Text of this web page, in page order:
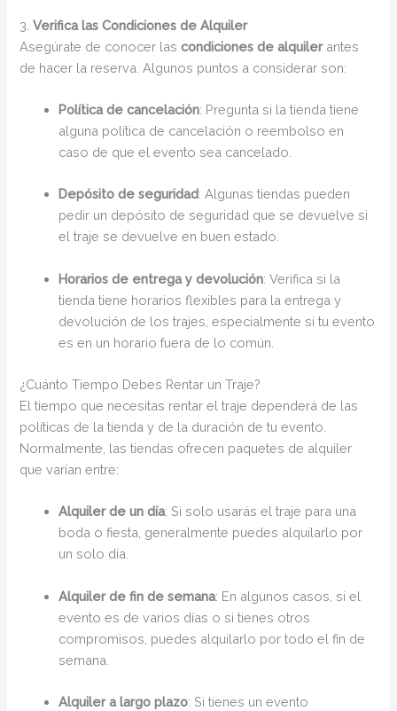
3.Verifica las Condiciones de Alquiler
Asegúrate de conocer lascondiciones de alquilerantes
de hacer la reserva. Algunos puntos a considerar son:
Política de cancelación: Pregunta si la tienda tiene
alguna política de cancelación o reembolso en
caso de que el evento sea cancelado.
Depósito de seguridad: Algunas tiendas pueden
pedir un depósito de seguridad que se devuelve si
el traje se devuelve en buen estado.
Horarios de entrega y devolución: Verifica si la
tienda tiene horarios flexibles para la entrega y
devolución de los trajes, especialmente si tu evento
es en un horario fuera de lo común.
¿Cuánto Tiempo Debes Rentar un Traje?
El tiempo que necesitas rentar el traje dependerá de las
políticas de la tienda y de la duración de tu evento.
Normalmente, las tiendas ofrecen paquetes de alquiler
que varían entre:
Alquiler de un día: Si solo usarás el traje para una
boda o fiesta, generalmente puedes alquilarlo por
un solo día.
Alquiler de fin de semana: En algunos casos, si el
evento es de varios días o si tienes otros
compromisos, puedes alquilarlo por todo el fin de
semana.
Alquiler a largo plazo: Si tienes un evento